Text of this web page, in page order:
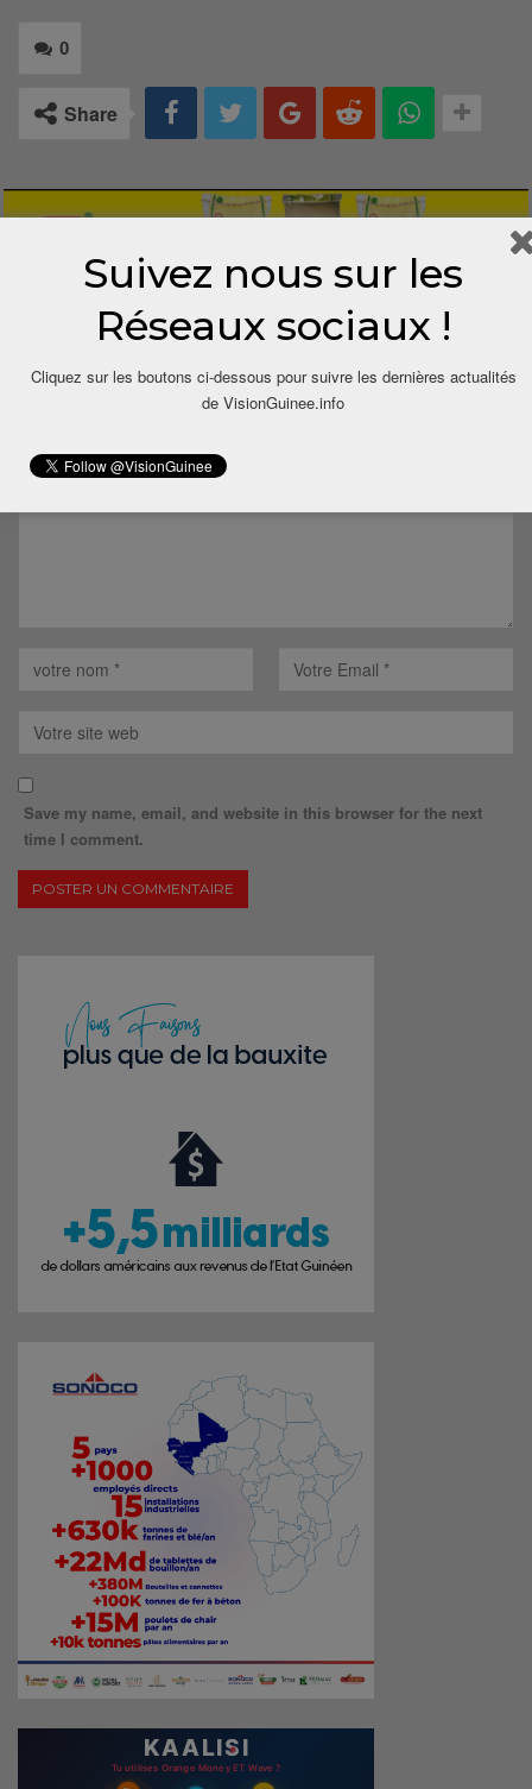
0
Share
Votre adresse email ne sera pas publiée.
Save my name, email, and website in this browser for the next
time I comment.
Suivez nous sur les
Réseaux sociaux !
Cliquez sur les boutons ci-dessous pour suivre les dernières actualités
de VisionGuinee.info